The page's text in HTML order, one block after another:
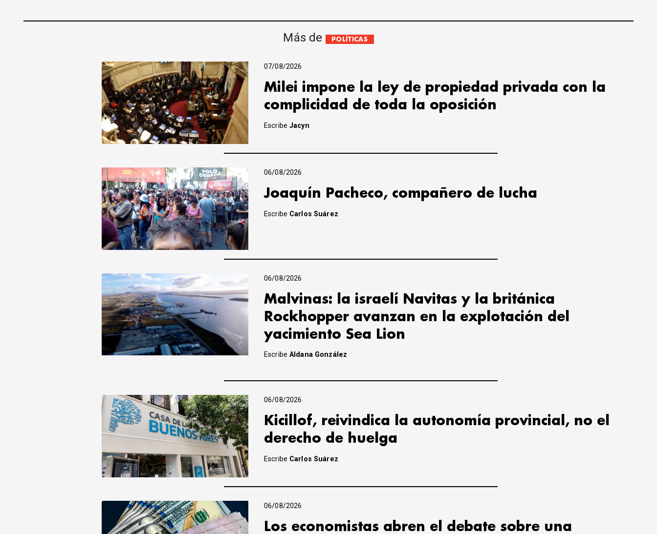
Más de POLÍTICAS
07/08/2026
Milei impone la ley de propiedad privada con la
complicidad de toda la oposición
EscribeJacyn
06/08/2026
Joaquín Pacheco, compañero de lucha
Escribe Carlos Suárez
06/08/2026
Malvinas: la israelí Navitas y la británica
Rockhopper avanzan en la explotación del
yacimiento Sea Lion
EscribeAldana González
06/08/2026
Kicillof, reivindica la autonomía provincial, no el
derecho de huelga
Escribe Carlos Suárez
06/08/2026
Los economistas abren el debate sobre una